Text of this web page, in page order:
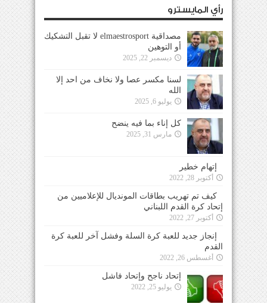
رأي المايسترو
مصداقية elmaestrosport لا تقبل التشكيك
أو التوهين
ديسمبر 22, 2025
لسنا مكسر عصا ولا نخاف من احد إلا
الله
يوليو 6, 2025
كل إناء بما فيه ينضح
مارس 31, 2025
إتهام خطير
أكتوبر 28, 2022
كيف تم تهريب بطاقات المونديال للإعلاميين من
إتحاد كرة القدم اللبناني
أكتوبر 27, 2022
إنجاز جديد للعبة كرة السلة وفشل آخر للعبة كرة
القدم
أغسطس 26, 2022
إتحاد ناجح وإتحاد فاشل
يوليو 25, 2022